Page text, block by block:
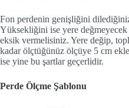
Fon perdenin genişliğini
Yüksekliğini ise yere
eksik vermelisiniz. Yere değip,
kadar ölçtüğünüz ölçüye 5 cm
ise yine bu şartlar geçerlidir.
Perde Ölçme Şablonu